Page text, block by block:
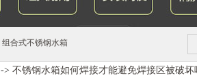
组合式不锈钢水箱
-> 不锈钢水箱如何焊接才能避免焊接区被破